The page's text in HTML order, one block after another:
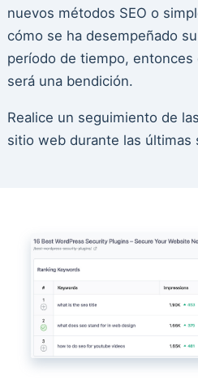
nuevos métodos SEO o
cómo se ha desempeñado
período de tiempo,
será una bendición.
Realice un seguimiento de
sitio web durante las últimas